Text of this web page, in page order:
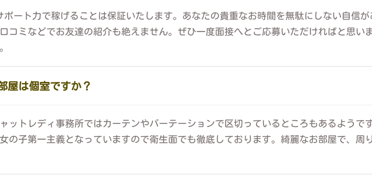
サポート力で稼げることは保証いたします。あなたの貴重なお時間を無駄にしない自信
コミなどでお友達の紹介も絶えません。ぜひ一度面接へとご応募いただければと思い
屋は個室ですか？
ットレディ事務所ではカーテンやパーテーションで区切っているところもあるようです
の子第一主義となっていますので衛生面でも徹底しております。綺麗なお部屋で、周